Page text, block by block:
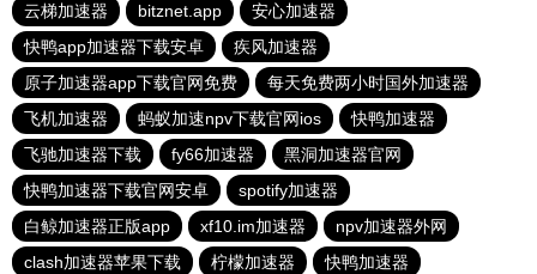
云梯加速器
bitznet.app
安心加速器
快鸭app加速器下载安卓
疾风加速器
原子加速器app下载官网免费
每天免费两小时国外加速器
飞机加速器
蚂蚁加速npv下载官网ios
快鸭加速器
飞驰加速器下载
fy66加速器
黑洞加速器官网
快鸭加速器下载官网安卓
spotify加速器
白鲸加速器正版app
xf10.im加速器
npv加速器外网
clash加速器苹果下载
柠檬加速器 快鸭加速器